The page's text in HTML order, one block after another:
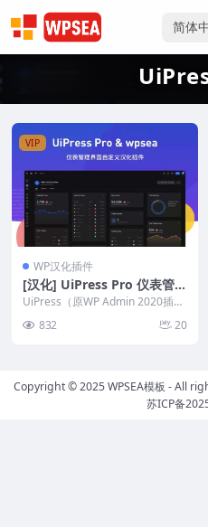
选择语
VIP
WP汉化插件
[汉化] UiPress Pro 仪表管理
界面自定义插件 v3.4.02
UiPress（原WP Admin 2020插
832 20
Copyright © 2025 WPSEA模板 - All
苏ICP备